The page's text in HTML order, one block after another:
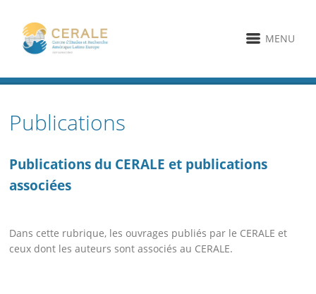
MENU
Publications
Publications du CERALE et publications
associées
Dans cette rubrique, les ouvrages publiés par le CERALE et
ceux dont les auteurs sont associés au CERALE.